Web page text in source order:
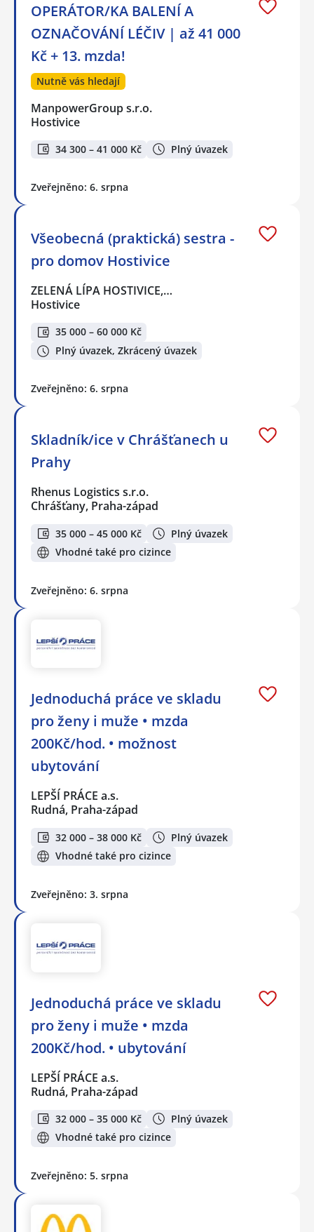
OPERÁTOR/KA BALENÍ A
OZNAČOVÁNÍ LÉČIV | až 41 000
Kč + 13. mzda!
Nutně vás hledají
ManpowerGroup s.r.o.
Hostivice
34 300 – 41 000 Kč Plný úvazek
Zveřejněno: 6. srpna
Všeobecná (praktická) sestra -
pro domov Hostivice
ZELENÁ LÍPA HOSTIVICE,…
Hostivice
35 000 – 60 000 Kč
Plný úvazek, Zkrácený úvazek
Zveřejněno: 6. srpna
Skladník/ice v Chrášťanech u
Prahy
Rhenus Logistics s.r.o.
Chrášťany, Praha-západ
35 000 – 45 000 Kč
Plný úvazek
Vhodné také pro cizince
Zveřejněno: 6. srpna
Jednoduchá práce ve skladu
pro ženy i muže • mzda
200Kč/hod. • možnost
ubytování
LEPŠÍ PRÁCE a.s.
Rudná, Praha-západ
32 000 – 38 000 Kč
Plný úvazek
Vhodné také pro cizince
Zveřejněno: 3. srpna
Jednoduchá práce ve skladu
pro ženy i muže • mzda
200Kč/hod. • ubytování
LEPŠÍ PRÁCE a.s.
Rudná, Praha-západ
32 000 – 35 000 Kč
Plný úvazek
Vhodné také pro cizince
Zveřejněno: 5. srpna